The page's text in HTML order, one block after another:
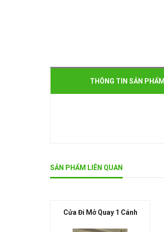
THÔNG TIN SẢN PHẨM
SẢN PHẨM LIÊN QUAN
Cửa Đi Mở Quay 1 Cánh